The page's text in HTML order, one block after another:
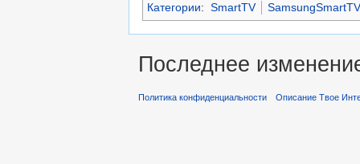
Категории: SmartTV SamsungSmartTV
Последнее
Политика конфиденциальности Описание Твое